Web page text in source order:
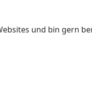
und bin gern